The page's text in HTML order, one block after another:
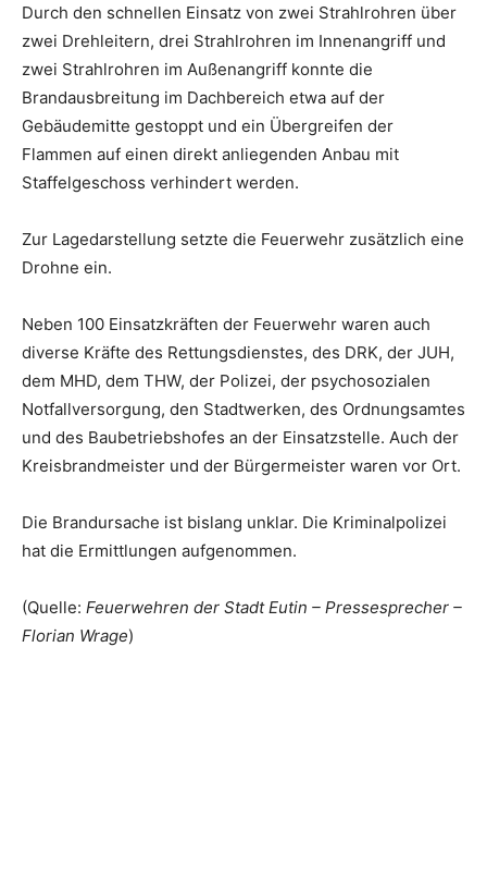
Durch den schnellen Einsatz von zwei Strahlrohren über
zwei Drehleitern, drei Strahlrohren im Innenangriff und
zwei Strahlrohren im Außenangriff konnte die
Brandausbreitung im Dachbereich etwa auf der
Gebäudemitte gestoppt und ein Übergreifen der
Flammen auf einen direkt anliegenden Anbau mit
Staffelgeschoss verhindert werden.
Zur Lagedarstellung setzte die Feuerwehr zusätzlich eine
Drohne ein.
Neben 100 Einsatzkräften der Feuerwehr waren auch
diverse Kräfte des Rettungsdienstes, des DRK, der JUH,
dem MHD, dem THW, der Polizei, der psychosozialen
Notfallversorgung, den Stadtwerken, des Ordnungsamtes
und des Baubetriebshofes an der Einsatzstelle. Auch der
Kreisbrandmeister und der Bürgermeister waren vor Ort.
Die Brandursache ist bislang unklar. Die Kriminalpolizei
hat die Ermittlungen aufgenommen.
(Quelle: Feuerwehren der Stadt Eutin – Pressesprecher –
Florian Wrage)